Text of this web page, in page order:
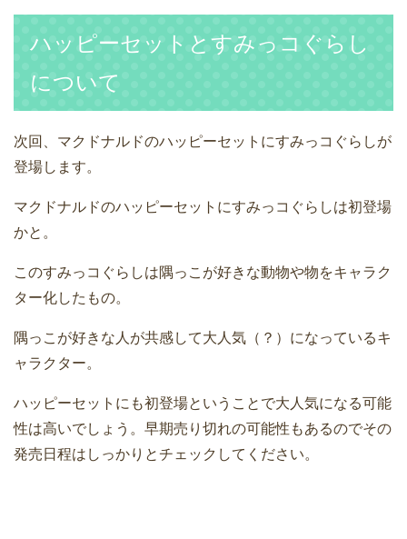
ハッピーセットとすみっコぐらし
について
次回、マクドナルドのハッピーセットにすみっコぐらしが
登場します。
マクドナルドのハッピーセットにすみっコぐらしは初登場
かと。
このすみっコぐらしは隅っこが好きな動物や物をキャラク
ター化したもの。
隅っこが好きな人が共感して大人気（？）になっているキ
ャラクター。
ハッピーセットにも初登場ということで大人気になる可能
性は高いでしょう。早期売り切れの可能性もあるのでその
発売日程はしっかりとチェックしてください。